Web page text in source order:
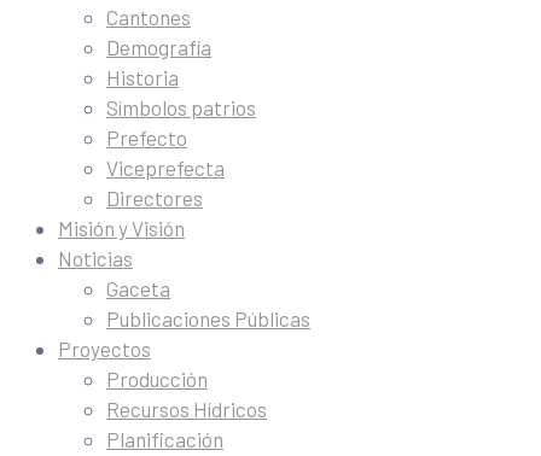
Cantones
Demografía
Historia
Símbolos patrios
Prefecto
Viceprefecta
Directores
Misión y Visión
Noticias
Gaceta
Publicaciones Públicas
Proyectos
Producción
Recursos Hídricos
Planificación